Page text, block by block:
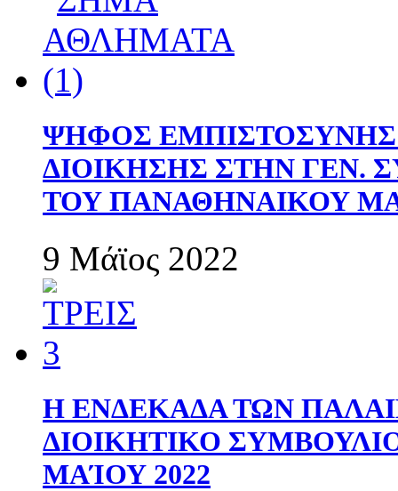
ΨΗΦΟΣ
ΔΙΟΙΚΗΣΗΣ ΣΤΗΝ ΓΕΝ.
ΤΟΥ ΠΑΝΑΘΗΝΑΙΚΟΥ
9 Μάϊος 2022
Η ΕΝΔΕΚΑΔΑ ΤΩΝ
ΔΙΟΙΚΗΤΙΚΟ
ΜΑΊΟΥ 2022